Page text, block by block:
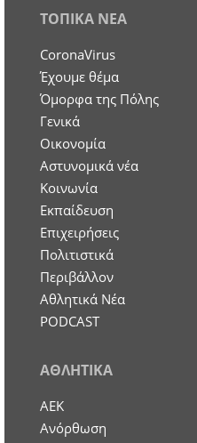
ΤΟΠΙΚΑ ΝΕΑ
CoronaVirus
Έχουμε θέμα
Όμορφα της Πόλης
Γενικά
Οικονομία
Aστυνομικά νέα
Κοινωνία
Εκπαίδευση
Επιχειρήσεις
Πολιτιστικά
Περιβάλλον
Αθλητικά Νέα
PODCAST
ΑΘΛΗΤΙΚΑ
ΑΕΚ
Ανόρθωση